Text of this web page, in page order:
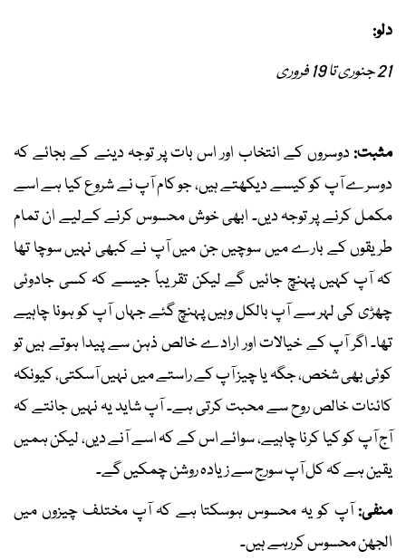
دلو:
21 جنوری تا 19 فروری
مثبت:دوسروں کے انتخاب اور اس بات پر توجہ دینے کے بجائے کہ
دوسرے آپ کو کیسے دیکھتے ہیں، جو کام آپ نے شروع کیا ہے اسے
مکمل کرنے پر توجہ دیں۔ ابھی خوش محسوس کرنے کےلیے ان تمام
طریقوں کے بارے میں سوچیں جن میں آپ نے کبھی نہیں سوچا تھا
کہ آپ کہیں پہنچ جائیں گے لیکن تقریباً جیسے کہ کسی جادوئی
چھڑی کی لہر سے آپ بالکل وہیں پہنچ گئے جہاں آپ کو ہونا چاہیے
تھا۔ اگر آپ کے خیالات اور ارادے خالص ذہن سے پیدا ہوتے ہیں تو
کوئی بھی شخص، جگہ یا چیز آپ کے راستے میں نہیں آسکتی، کیونکہ
کائنات خالص روح سے محبت کرتی ہے۔ آپ شاید یہ نہیں جانتے کہ
آج آپ کو کیا کرنا چاہیے، سوائے اس کے کہ اسے آنے دیں، لیکن ہمیں
یقین ہے کہ کل آپ سورج سے زیادہ روشن چمکیں گے۔
منفی:آپ کو یہ محسوس ہوسکتا ہے کہ آپ مختلف چیزوں میں
الجھن محسوس کررہے ہیں۔